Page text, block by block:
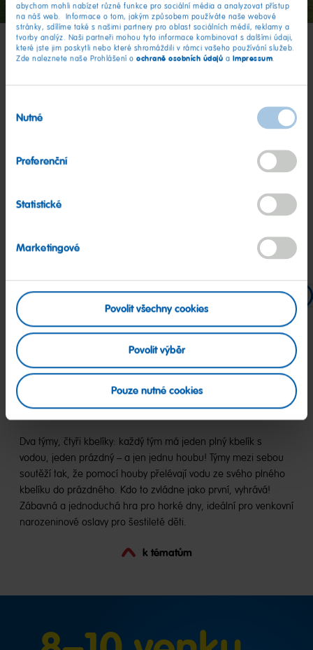
abychom mohli nabízet různé funkce pro sociální média a analyzovat přístup
na náš web. Informace o tom, jakým způsobem používáte naše webové
stránky, sdílíme také s našimi partnery pro oblast sociálních médií, reklamy a
tvorby analýz. Naši partneři mohou tyto informace kombinovat s dalšími údaji,
které jste jim poskytli nebo které shromáždili v rámci vašeho používání služeb.
Zde naleznete naše Prohlášení o ochraně osobních údajů a Impressum.
souhlasu
Nutné
Preferenční
Statistické
Marketingové
Povolit všechny cookies
Povolit výběr
Pouze nutné cookies
všechno, co je pro vnitřní prostory příliš divoké nebo
nepořádné. Tyto venkovní hry na narozeninovou oslavu pro
děti ve věku 6–7 let přinášejí spoustu pohybu a smíchu. Ať už
na zahradě nebo na hřišti, tyto venkovní hry promění každý
dobrodružství.
Štafetový závod s houbami Barevná honba za
🎈 Kategorie: Týmová práce, Voda
👧 Věk: 6–7 let
⏱️ Délka trvání: 15 minut
Dva týmy, čtyři kbelíky: každý tým má jeden plný kbelík s
vodou, jeden prázdný – a jen jednu houbu! Týmy mezi sebou
soutěží tak, že pomocí houby přelévají vodu ze svého plného
kbelíku do prázdného. Kdo to zvládne jako první, vyhrává!
Zábavná a jednoduchá hra pro horké dny, ideální pro venkovní
narozeninové oslavy pro šestileté děti.
k tématům